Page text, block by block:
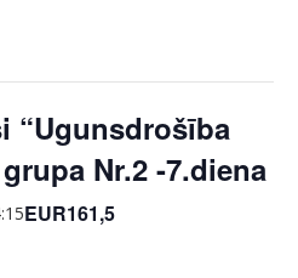
“Ugunsdrošība
Nr.2 -7.diena
EUR161,5